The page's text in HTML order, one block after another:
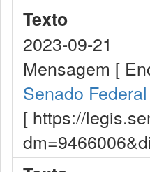
Texto
2023-09-21
Mensagem [
Senado Federal
[ https://